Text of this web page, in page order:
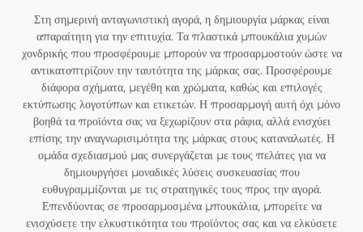
Στη σημερινή ανταγωνιστική αγορά, η δημιουργία μάρκας είναι
απαραίτητη για την επιτυχία. Τα πλαστικά μπουκάλια χυμών
χονδρικής που προσφέρουμε μπορούν να προσαρμοστούν ώστε να
αντικατοπτρίζουν την ταυτότητα της μάρκας σας. Προσφέρουμε
διάφορα σχήματα, μεγέθη και χρώματα, καθώς και επιλογές
εκτύπωσης λογοτύπων και ετικετών. Η προσαρμογή αυτή όχι μόνο
βοηθά τα προϊόντα σας να ξεχωρίζουν στα ράφια, αλλά ενισχύει
επίσης την αναγνωρισιμότητα της μάρκας στους καταναλωτές. Η
ομάδα σχεδιασμού μας συνεργάζεται με τους πελάτες για να
δημιουργήσει μοναδικές λύσεις συσκευασίας που
ευθυγραμμίζονται με τις στρατηγικές τους προς την αγορά.
Επενδύοντας σε προσαρμοσμένα μπουκάλια, μπορείτε να
ενισχύσετε την ελκυστικότητα του προϊόντος σας και να ελκύσετε